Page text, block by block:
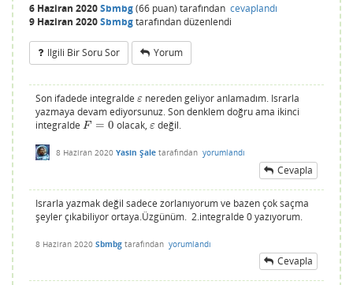
6 Haziran 2020Sbmbg(66 puan) tarafından cevaplandı
9 Haziran 2020Sbmbgtarafındandüzenlendi
Ilgili Bir Soru Sor Yorum
Son ifadede integralde ε
ε nereden geliyor anlamadım. Israrla
yazmaya devam ediyorsunuz. Son denklem doğru ama ikinci
integralde F = 0
F= 0 olacak, ε
εdeğil.
8 Haziran 2020 Yasin Şale tarafından yorumlandı
Cevapla
Israrla yazmak değil sadece zorlanıyorum ve bazen çok saçma
şeyler çıkabiliyor ortaya.Üzgünüm. 2.integralde 0 yazıyorum.
8 Haziran 2020 Sbmbg tarafından yorumlandı
Cevapla